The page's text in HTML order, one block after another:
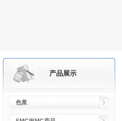
产品展示
色浆